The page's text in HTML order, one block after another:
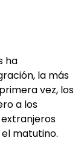
ha
la más
vez, los
a los
extranjeros
matutino.